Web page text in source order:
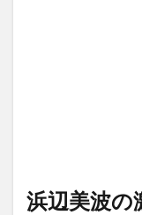
浜辺美波の